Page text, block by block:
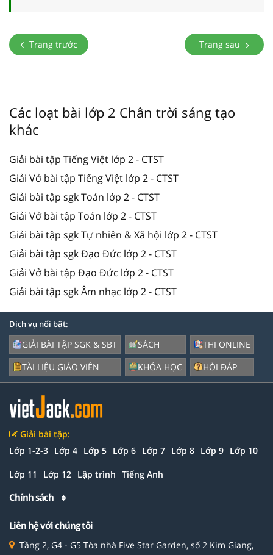
Trang trước Trang sau
Các loạt bài lớp 2 Chân trời sáng tạo
khác
Giải bài tập Tiếng Việt lớp 2 - CTST
Giải Vở bài tập Tiếng Việt lớp 2 - CTST
Giải bài tập sgk Toán lớp 2 - CTST
Giải Vở bài tập Toán lớp 2 - CTST
Giải bài tập sgk Tự nhiên & Xã hội lớp 2 - CTST
Giải bài tập sgk Đạo Đức lớp 2 - CTST
Giải Vở bài tập Đạo Đức lớp 2 - CTST
Giải bài tập sgk Âm nhạc lớp 2 - CTST
Dịch vụ nổi bật:
GIẢI BÀI TẬP SGK & SBT
TÀI LIỆU GIÁO VIÊN
SÁCH
KHÓA HỌC
THI ONLINE
HỎI ĐÁP
Giải bài tập:
Lớp 1-2-3 Lớp 4 Lớp 5 Lớp 6 Lớp 7 Lớp 8 Lớp 9 Lớp 10
Lớp 11 Lớp 12 Lập trình Tiếng Anh
Chính sách
Liên hệ với chúng tôi
Tầng 2, G4 - G5 Tòa nhà Five Star Garden, số 2 Kim Giang,